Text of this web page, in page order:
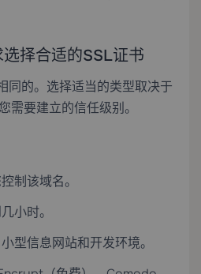
择合适的SSL证书
同的。选择适当的类型取决于
需要建立的信任级别。
制该域名。
小时。
型信息网站和开发环境。